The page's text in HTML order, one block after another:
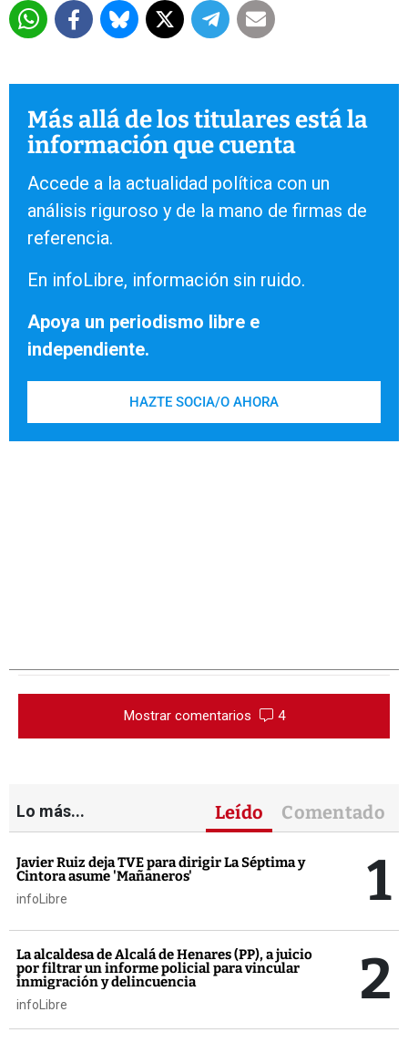
Más allá de los titulares está la
información que cuenta
Accede a la actualidad política con un
análisis riguroso y de la mano de firmas de
referencia.
En infoLibre, información sin ruido.
Apoya un periodismo libre e
independiente.
HAZTE SOCIA/O AHORA
Mostrar comentarios 4
Lo más... Leído Comentado
Javier Ruiz deja TVE para dirigir La Séptima y
Cintora asume 'Mañaneros'
infoLibre 1
La alcaldesa de Alcalá de Henares (PP), a juicio
por filtrar un informe policial para vincular
inmigración y delincuencia
infoLibre 2